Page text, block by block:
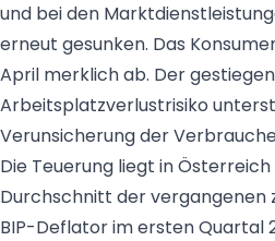
und bei den
erneut gesunken. Das
April merklich ab. Der
Arbeitsplatzverlustrisiko
Verunsicherung der
Die Teuerung liegt in
Durchschnitt der vergangenen
BIP-Deflator im ersten Quartal